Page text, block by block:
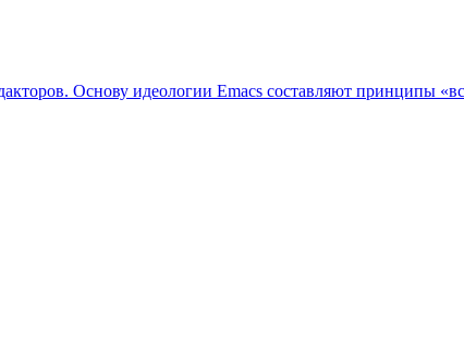
Основу идеологии Emacs составляют принципы